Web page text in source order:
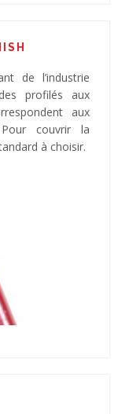
de l’industrie
profilés aux
aux
Pour couvrir la
à choisir.